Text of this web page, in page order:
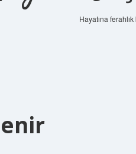
Hayatına